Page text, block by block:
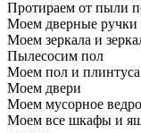
Протираем от пыли
Моем дверные ручки
Моем зеркала и
Пылесосим пол
Моем пол и плинтуса
Моем двери
Моем мусорное ведро
Моем все шкафы и